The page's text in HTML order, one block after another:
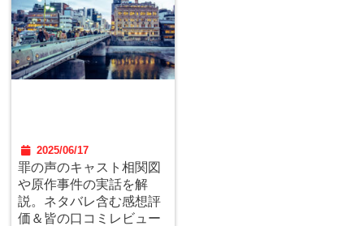
2025/06/17
罪の声のキャスト相関図
や原作事件の実話を解
説。ネタバレ含む感想評
価＆皆の口コミレビュー